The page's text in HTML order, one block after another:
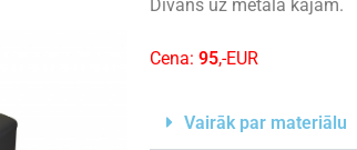
Dīvāns uz metāla kājām.
Cena: 95,-EUR
Vairāk par materiālu